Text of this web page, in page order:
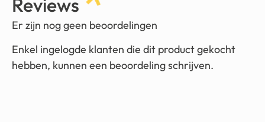
Er zijn nog geen beoordelingen
Enkel ingelogde klanten die dit product gekocht
hebben, kunnen een beoordeling schrijven.